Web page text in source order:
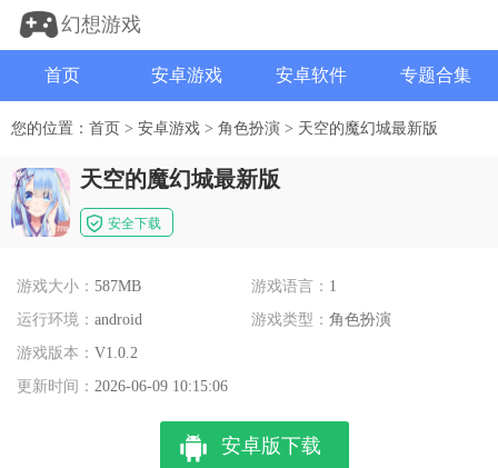
幻想游戏
首页 安卓游戏 安卓软件 专题合集
您的位置： 首页 > 安卓游戏 > 角色扮演 > 天空的魔幻城最新版
天空的魔幻城最新版
安全下载
游戏大小： 587MB 游戏语言： 1
运行环境： android 游戏类型：角色扮演
游戏版本： V1.0.2
更新时间： 2026-06-09 10:15:06
安卓版下载